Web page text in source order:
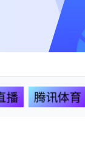
播 腾讯体育